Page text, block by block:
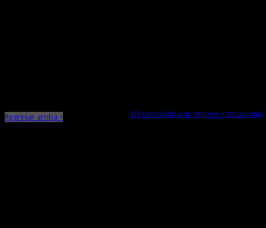
Desarrollado por: Imagen Institucional
Regresar arriba ↑